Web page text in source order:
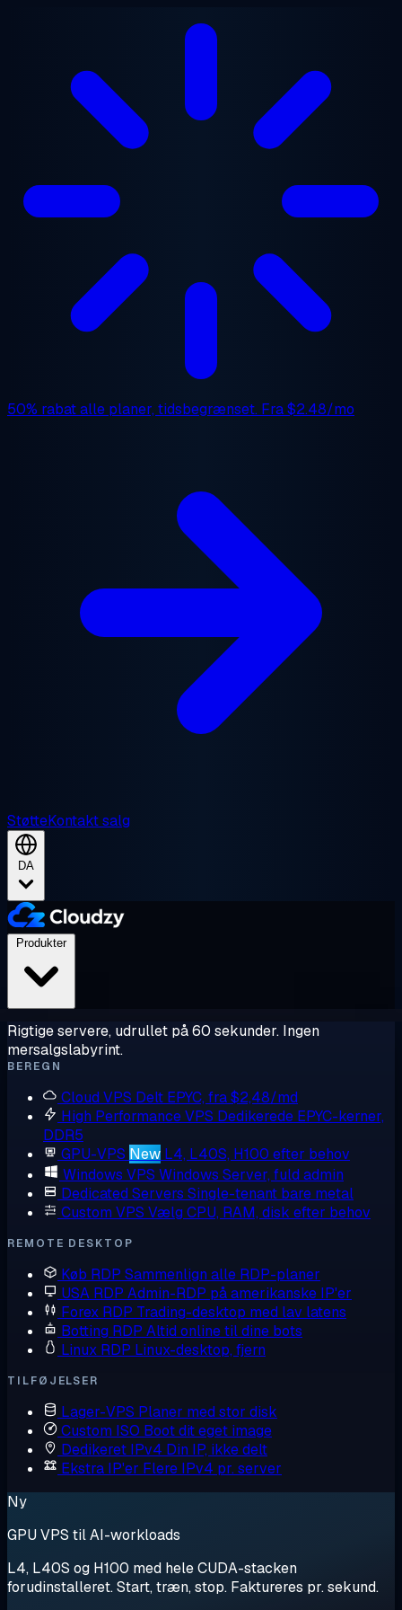
50% rabatalle planer, tidsbegrænset. Fra$2.48/mo
StøtteKontakt salg
DA
Produkter
Rigtige servere, udrullet på 60 sekunder. Ingen
mersalgslabyrint.
BEREGN
Cloud VPS Delt EPYC, fra $2,48/md
High Performance VPS Dedikerede EPYC-kerner,
DDR5
GPU-VPS New L4, L40S, H100 efter behov
Windows VPS Windows Server, fuld admin
Dedicated Servers Single-tenant bare metal
Custom VPS Vælg CPU, RAM, disk efter behov
REMOTE DESKTOP
Køb RDP Sammenlign alle RDP-planer
USA RDP Admin-RDP på amerikanske IP'er
Forex RDP Trading-desktop med lav latens
Botting RDP Altid online til dine bots
Linux RDP Linux-desktop, fjern
TILFØJELSER
Lager-VPS Planer med stor disk
Custom ISO Boot dit eget image
Dedikeret IPv4 Din IP, ikke delt
Ekstra IP'er Flere IPv4 pr. server
Ny
GPU VPS til AI-workloads
L4, L40S og H100 med hele CUDA-stacken
forudinstalleret. Start, træn, stop. Faktureres pr. sekund.